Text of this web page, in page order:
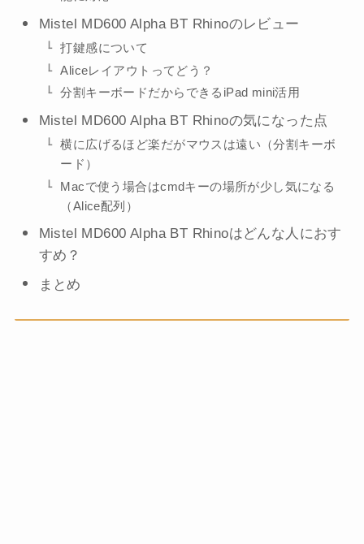
Mistel MD600 Alpha BT Rhinoのレビュー
打鍵感について
Aliceレイアウトってどう？
分割キーボードだからできるiPad mini活用
Mistel MD600 Alpha BT Rhinoの気になった点
横に広げるほど楽だがマウスは遠い（分割キーボ
ード）
Macで使う場合はcmdキーの場所が少し気になる
（Alice配列）
Mistel MD600 Alpha BT Rhinoはどんな人におす
すめ？
まとめ